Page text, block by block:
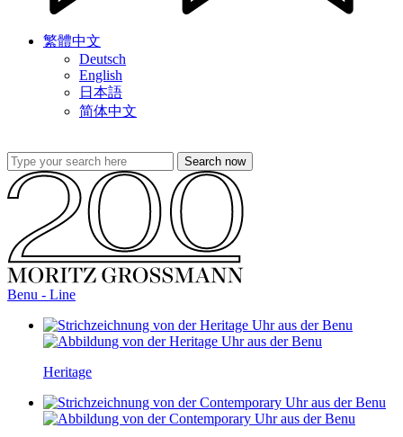
繁體中文
Deutsch
English
日本語
简体中文
Benu - Line
Heritage